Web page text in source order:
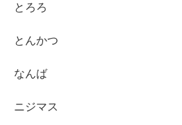
とろろ
とんかつ
なんば
ニジマス